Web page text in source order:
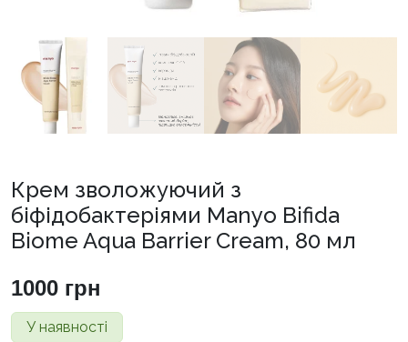
Крем зволожуючий з
біфідобактеріями Manyo Bifida
Biome Aqua Barrier Cream, 80 мл
1000 грн
У наявності